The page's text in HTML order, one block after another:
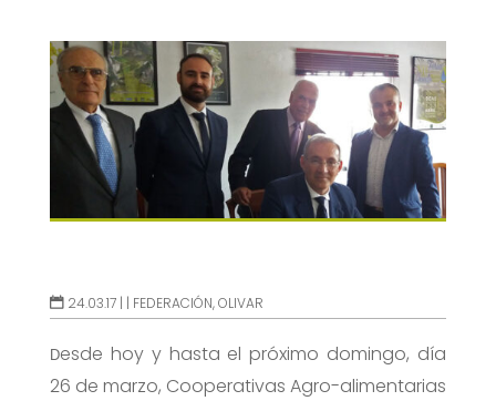
24.03.17 | | FEDERACIÓN,OLIVAR
Desde hoy y hasta el próximo domingo, día
26 de marzo, Cooperativas Agro-alimentarias